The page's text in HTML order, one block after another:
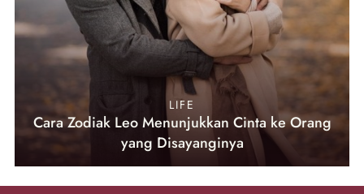
LIFE
Cara Zodiak Leo Menunjukkan Cinta ke Orang
yang Disayanginya